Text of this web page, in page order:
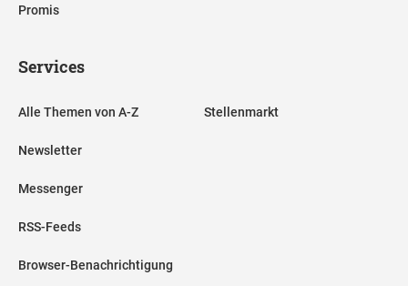
Promis
Services
Alle Themen von A-Z
Newsletter
Messenger
RSS-Feeds
Browser-Benachrichtigung
Stellenmarkt